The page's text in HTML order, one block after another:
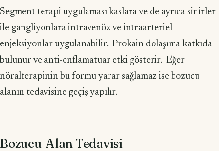
Segment terapi uygulaması kaslara ve de ayrıca sinirler
ile gangliyonlara intravenöz ve intraarteriel
enjeksiyonlar uygulanabilir. Prokain dolaşıma katkıda
bulunur ve anti-enflamatuar etki gösterir. Eğer
nöralterapinin bu formu yarar sağlamaz ise bozucu
alanın tedavisine geçiş yapılır.
Bozucu Alan Tedavisi